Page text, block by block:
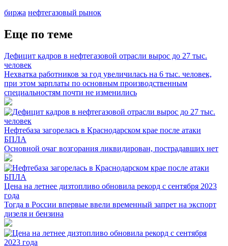
биржа нефтегазовый рынок
Еще по теме
Дефицит кадров в нефтегазовой отрасли вырос до 27 тыс.
человек
Нехватка работников за год увеличилась на 6 тыс. человек,
при этом зарплаты по основным производственным
специальностям почти не изменились
Нефтебаза загорелась в Краснодарском крае после атаки
БПЛА
Основной очаг возгорания ликвидирован, пострадавших нет
Цена на летнее дизтопливо обновила рекорд с сентября 2023
года
Тогда в России впервые ввели временный запрет на экспорт
дизеля и бензина